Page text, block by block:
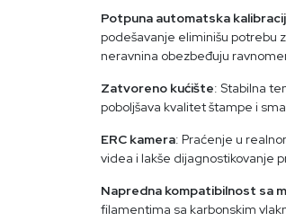
Potpuna automatska
podešavanje eliminišu potrebu
neravnina obezbeđuju
Zatvoreno kućište: Stabilna
poboljšava kvalitet štampe i
ERC kamera: Praćenje u
videa i lakše dijagnostikovanje
Napredna kompatibilnost sa
filamentima sa karbonskim